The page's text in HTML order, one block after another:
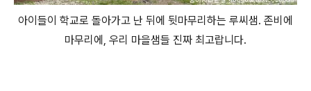
아이들이 학교로 돌아가고 난 뒤에 뒷마무리하는 루씨샘. 존비에
마무리에, 우리 마을샘들 진짜 최고랍니다.